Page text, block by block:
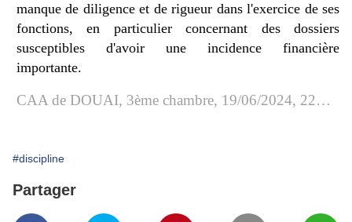
manque de diligence et de rigueur dans l'exercice de ses
fonctions, en particulier concernant des dossiers
susceptibles d'avoir une incidence financière
importante.
CAA de DOUAI, 3ème chambre, 19/06/2024, 22DA01087, Inédit au recueil Lebon
#discipline
Partager